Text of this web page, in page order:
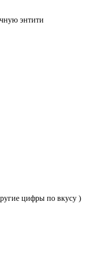
энтити
цифры по вкусу )